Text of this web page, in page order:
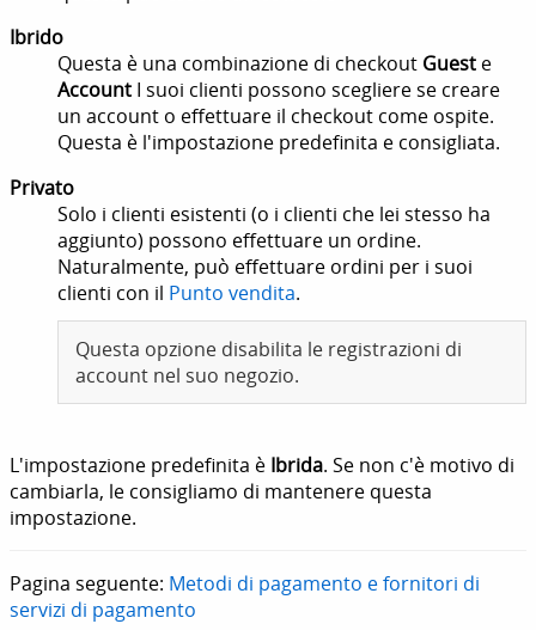
Ibrido
Questa è una combinazione di checkout Guest e
Account I suoi clienti possono scegliere se creare
un account o effettuare il checkout come ospite.
Questa è l'impostazione predefinita e consigliata.
Privato
Solo i clienti esistenti (o i clienti che lei stesso ha
aggiunto) possono effettuare un ordine.
Naturalmente, può effettuare ordini per i suoi
clienti con il Punto vendita.
Questa opzione disabilita le registrazioni di
account nel suo negozio.
L'impostazione predefinita è Ibrida. Se non c'è motivo di
cambiarla, le consigliamo di mantenere questa
impostazione.
Pagina seguente: Metodi di pagamento e fornitori di
servizi di pagamento